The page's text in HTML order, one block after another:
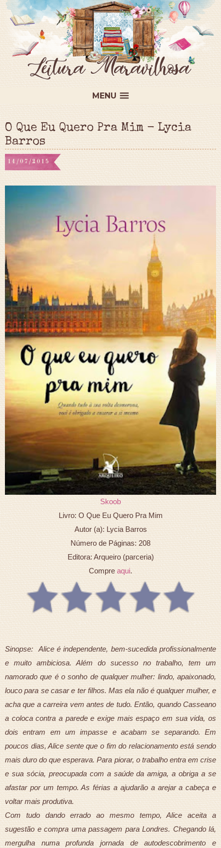
MENU
O Que Eu Quero Pra Mim - Lycia
Barros
14/07/2015
Skoob
Livro: O Que Eu Quero Pra Mim
Autor (a): Lycia Barros
Número de Páginas: 208
Editora: Arqueiro (parceria)
Compre aqui.
Sinopse: Alice é independente, bem-sucedida profissionalmente
e muito ambiciosa. Além do sucesso no trabalho, tem um
namorado que é o sonho de qualquer mulher: lindo, apaixonado,
louco para se casar e ter filhos. Mas ela não é qualquer mulher, e
acha que a carreira vem antes de tudo. Então, quando Casseano
a coloca contra a parede e exige mais espaço em sua vida, os
dois entram em um impasse e acabam se separando. Em
poucos dias, Alice sente que o fim do relacionamento está sendo
mais duro do que esperava. Para piorar, o trabalho entra em crise
e sua sócia, preocupada com a saúde da amiga, a obriga a se
afastar por um tempo. As férias a ajudarão a arejar a cabeça e
voltar mais produtiva.
Com tudo dando errado ao mesmo tempo, Alice aceita a
sugestão e compra uma passagem para Londres. Chegando lá,
mergulha numa profunda jornada de autodescobrimento e